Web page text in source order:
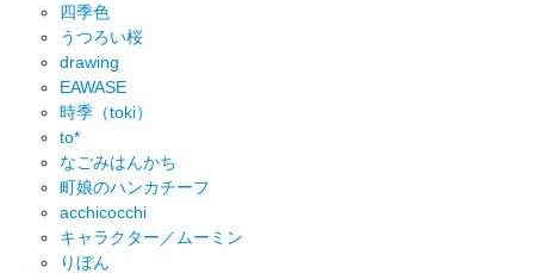
四季色
うつろい桜
drawing
EAWASE
時季（toki）
to*
なごみはんかち
町娘のハンカチーフ
acchicocchi
キャラクター／ムーミン
りぼん